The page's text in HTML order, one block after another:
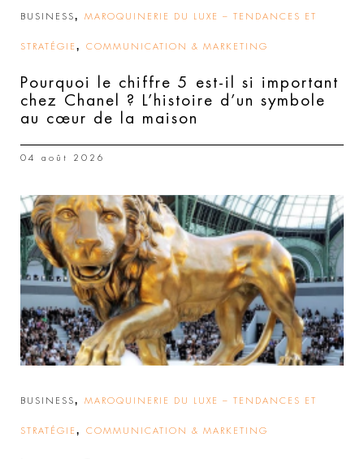
BUSINESS, MAROQUINERIE DU LUXE – TENDANCES ET
STRATÉGIE , COMMUNICATION & MARKETING
Pourquoi le chiffre 5 est-il si important
chez Chanel ? L’histoire d’un symbole
au cœur de la maison
04 août 2026
BUSINESS, MAROQUINERIE DU LUXE – TENDANCES ET
STRATÉGIE , COMMUNICATION & MARKETING